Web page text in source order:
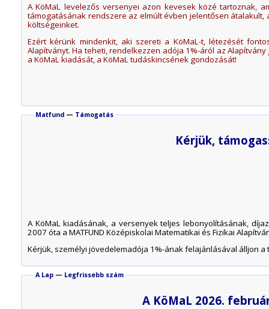
A KöMaL levelezős versenyei azon kevesek közé tartoznak,
támogatásának rendszere az elmúlt évben jelentősen
költségeinket.
Ezért kérünk mindenkit, aki szereti a KöMaL-t, létezését
Alapítványt. Ha teheti, rendelkezzen adója 1%-áról az
a KöMaL kiadását, a KöMaL tudáskincsének gondozását!
Matfund — Támogatás
Kérjük,
A KöMaL kiadásának, a versenyek teljes lebonyolításának,
2007 óta a MATFUND Középiskolai Matematikai és Fizikai
Kérjük, személyi jövedelemadója 1%-ának felajánlásával álljon
A Lap — Legfrissebb szám
A KöMaL 2026.